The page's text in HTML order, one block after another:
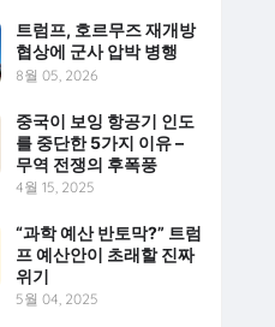
트럼프, 호르무즈 재개방
협상에 군사 압박 병행
8월 05, 2026
중국이 보잉 항공기 인도
를 중단한 5가지 이유 –
무역 전쟁의 후폭풍
4월 15, 2025
“과학 예산 반토막?” 트럼
프 예산안이 초래할 진짜
위기
5월 04, 2025